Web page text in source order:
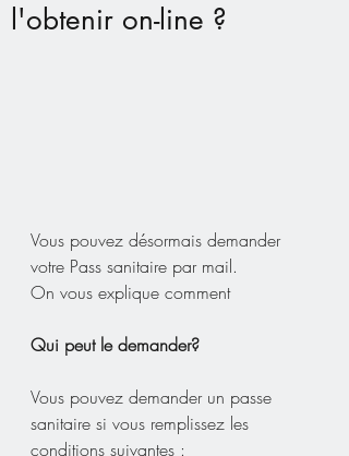
l'obtenir on-line ?
Vous pouvez désormais demander
votre Pass sanitaire par mail.
On vous explique comment
Qui peut le demander?
Vous pouvez demander un passe
sanitaire si vous remplissez les
conditions suivantes :